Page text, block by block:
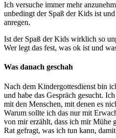
Ich versuche immer mehr
unbedingt der Spaß der Kids ist
anregen.
Ist der Spaß der Kids wirklich so
Wer legt das fest, was ok ist und
Was danach geschah
Nach dem Kindergottesdienst bin
und habe das Gespräch gesucht.
mit den Menschen, mit denen es
Warum sollte ich das nur mit
von mir erzählt, dass ich mir Mühe
Rat gefragt, was ich tun kann,